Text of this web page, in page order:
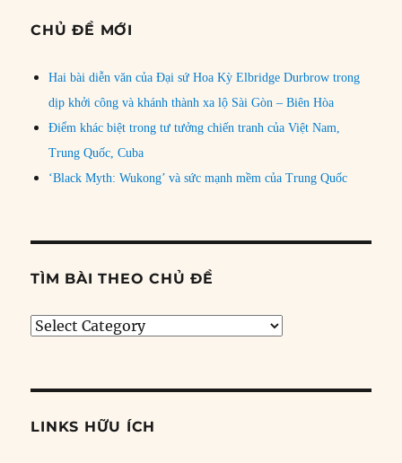
CHỦ ĐỀ MỚI
Hai bài diễn văn của Đại sứ Hoa Kỳ Elbridge Durbrow trong
dịp khởi công và khánh thành xa lộ Sài Gòn – Biên Hòa
Điểm khác biệt trong tư tưởng chiến tranh của Việt Nam,
Trung Quốc, Cuba
‘Black Myth: Wukong’ và sức mạnh mềm của Trung Quốc
TÌM BÀI THEO CHỦ ĐỀ
Tìm
đề
LINKS HỮU ÍCH